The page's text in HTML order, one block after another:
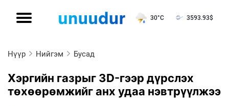
30°C 3593.93$
Нүүр Нийгэм Бусад
Хэргийн газрыг 3D-гээр дүрслэх
төхөөрөмжийг анх удаа нэвтрүүлжээ